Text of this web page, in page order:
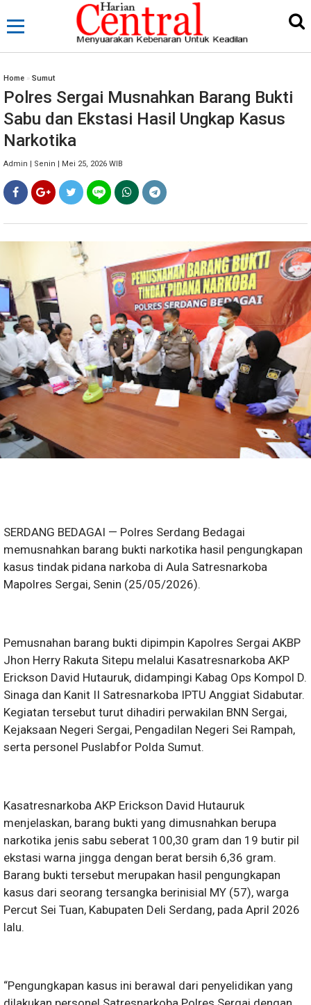
Home » Sumut
Polres Sergai Musnahkan Barang Bukti
Sabu dan Ekstasi Hasil Ungkap Kasus
Narkotika
Admin | Senin | Mei 25, 2026 WIB
SERDANG BEDAGAI — Polres Serdang Bedagai
memusnahkan barang bukti narkotika hasil pengungkapan
kasus tindak pidana narkoba di Aula Satresnarkoba
Mapolres Sergai, Senin (25/05/2026).
Pemusnahan barang bukti dipimpin Kapolres Sergai AKBP
Jhon Herry Rakuta Sitepu melalui Kasatresnarkoba AKP
Erickson David Hutauruk, didampingi Kabag Ops Kompol D.
Sinaga dan Kanit II Satresnarkoba IPTU Anggiat Sidabutar.
Kegiatan tersebut turut dihadiri perwakilan BNN Sergai,
Kejaksaan Negeri Sergai, Pengadilan Negeri Sei Rampah,
serta personel Puslabfor Polda Sumut.
Kasatresnarkoba AKP Erickson David Hutauruk
menjelaskan, barang bukti yang dimusnahkan berupa
narkotika jenis sabu seberat 100,30 gram dan 19 butir pil
ekstasi warna jingga dengan berat bersih 6,36 gram.
Barang bukti tersebut merupakan hasil pengungkapan
kasus dari seorang tersangka berinisial MY (57), warga
Percut Sei Tuan, Kabupaten Deli Serdang, pada April 2026
lalu.
“Pengungkapan kasus ini berawal dari penyelidikan yang